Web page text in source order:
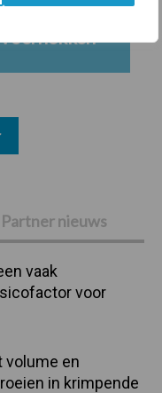
Partner nieuws
vaak
voor
volume en
in krimpende
Ligbox &